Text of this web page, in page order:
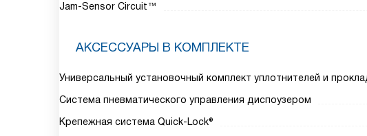
Jam-Sensor Circuit™
АКСЕССУАРЫ В КОМПЛЕКТЕ
Универсальный установочный комплект уплотнителей и
Система пневматического управления диспоузером
Крепежная система Quick-Lock®